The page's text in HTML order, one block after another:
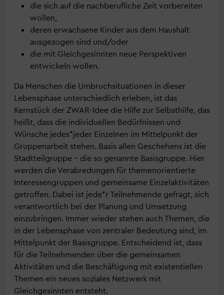
die sich auf die nachberufliche Zeit vorbereiten
wollen,
deren erwachsene Kinder aus dem Haushalt
ausgezogen sind und/oder
die mit Gleichgesinnten neue Perspektiven
entwickeln wollen.
Da Menschen die Umbruchsituationen in dieser
Lebensphase unterschiedlich erleben, ist das
Kernstück der ZWAR-Idee die Hilfe zur Selbsthilfe, das
heißt, dass die individuellen Bedürfnissen und
Wünsche jedes*jeder Einzelnen im Mittelpunkt der
Gruppenarbeit stehen. Basis allen Geschehens ist die
Stadtteilgruppe – die so genannte Basisgruppe. Hier
werden die Verabredungen für themenorientierte
Interessengruppen und gemeinsame Einzelaktivitäten
getroffen. Dabei ist jede*r Teilnehmende gefragt, sich
verantwortlich bei der Planung und Umsetzung
einzubringen. Immer wieder stehen auch Themen, die
in der Lebensphase von zentraler Bedeutung sind, im
Mittelpunkt der Basisgruppe. Entscheidend ist, dass
für die Teilnehmenden über die gemeinsamen
Aktivitäten und die Beschäftigung mit existentiellen
Themen ein neues soziales Netzwerk mit
Gleichgesinnten entsteht.